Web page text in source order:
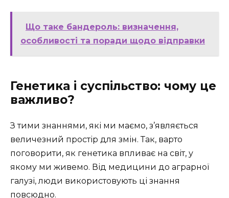
Що таке бандероль: визначення,
особливості та поради щодо відправки
Генетика і суспільство: чому це
важливо?
З тими знаннями, які ми маємо, з’являється
величезний простір для змін. Так, варто
поговорити, як генетика впливає на світ, у
якому ми живемо. Від медицини до аграрної
галузі, люди використовують ці знання
повсюдно.